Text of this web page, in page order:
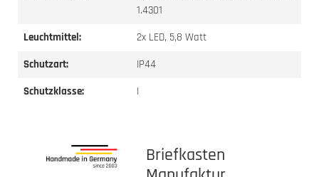
1.4301
Leuchtmittel:
2x LED, 5,8 Watt
Schutzart:
IP44
Schutzklasse:
I
Briefkasten